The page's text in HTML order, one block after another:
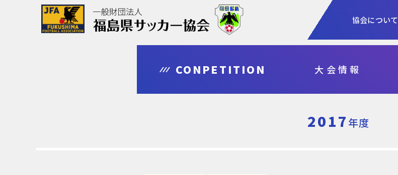
協会について
協会について 協会概要 予算・決算
女子
シニア
県総体・東北総体
国体
審判・指導者 審判 指導者
加盟登録 各種申請
CONPETITION 大会情報
2017年度